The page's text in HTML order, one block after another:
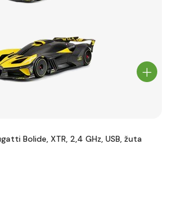
Bolide, XTR, 2,4 GHz, USB, žuta